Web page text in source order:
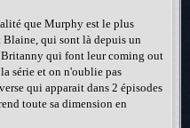
que Murphy est le plus
qui sont là depuis un
Britanny qui font leur coming out
série et on n'oublie pas
qui apparait dans 2 épisodes
toute sa dimension en